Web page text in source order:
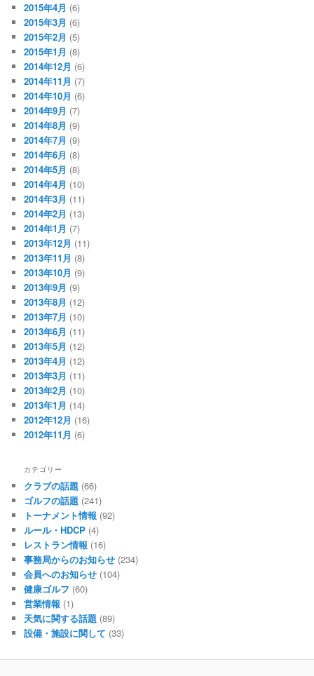
2015年4月 (6)
2015年3月 (6)
2015年2月 (5)
2015年1月 (8)
2014年12月 (6)
2014年11月 (7)
2014年10月 (6)
2014年9月 (7)
2014年8月 (9)
2014年7月 (9)
2014年6月 (8)
2014年5月 (8)
2014年4月 (10)
2014年3月 (11)
2014年2月 (13)
2014年1月 (7)
2013年12月 (11)
2013年11月 (8)
2013年10月 (9)
2013年9月 (9)
2013年8月 (12)
2013年7月 (10)
2013年6月 (11)
2013年5月 (12)
2013年4月 (12)
2013年3月 (11)
2013年2月 (10)
2013年1月 (14)
2012年12月 (16)
2012年11月 (6)
カテゴリー
クラブの話題 (66)
ゴルフの話題 (241)
トーナメント情報 (92)
ルール・HDCP (4)
レストラン情報 (16)
事務局からのお知らせ (234)
会員へのお知らせ (104)
健康ゴルフ (60)
営業情報 (1)
天気に関する話題 (89)
設備・施設に関して (33)